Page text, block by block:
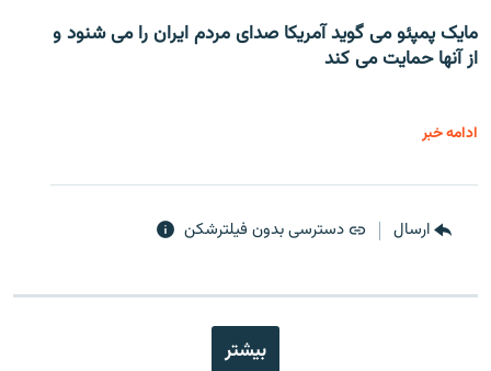
مایک پمپئو می گوید آمریکا صدای مردم ایران را می شنود و
از آنها حمایت می کند
ادامه خبر
ارسال دسترسی بدون فیلترشکن
بیشتر